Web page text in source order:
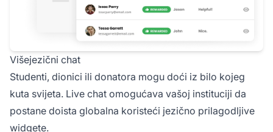
Višejezični chat
Studenti, dionici ili donatora mogu doći iz bilo kojeg
kuta svijeta. Live chat omogućava vašoj instituciji da
postane doista globalna koristeći jezično prilagodljive
widgete.